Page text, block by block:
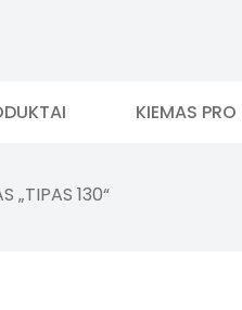
KIEMAS PRO
„TIPAS 130“